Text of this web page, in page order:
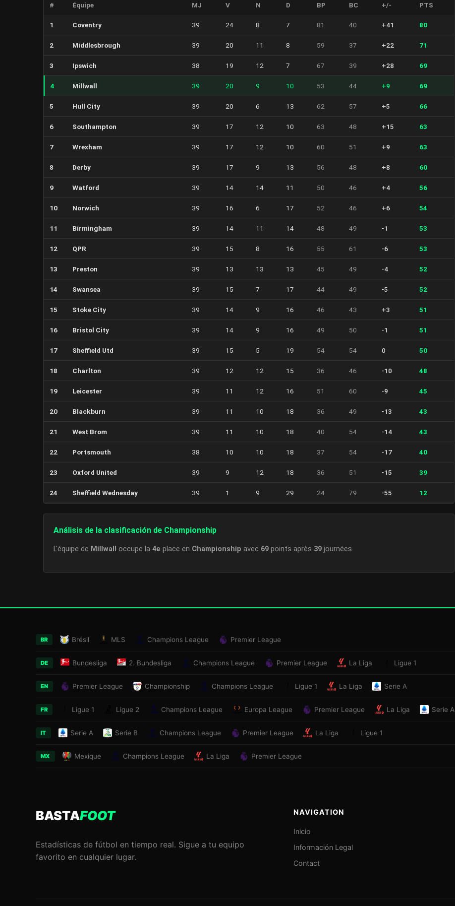
# Équipe MJ V N D BP BC +/- PTS
1 Coventry 39 24 8 7 81 40 +41 80
2 Middlesbrough 39 20 11 8 59 37 +22 71
3 Ipswich 38 19 12 7 67 39 +28 69
4 Millwall 39 20 9 10 53 44 +9 69
5 Hull City 39 20 6 13 62 57 +5 66
6 Southampton 39 17 12 10 63 48 +15 63
7 Wrexham 39 17 12 10 60 51 +9 63
8 Derby 39 17 9 13 56 48 +8 60
9 Watford 39 14 14 11 50 46 +4 56
10 Norwich 39 16 6 17 52 46 +6 54
11 Birmingham 39 14 11 14 48 49 -1 53
12 QPR 39 15 8 16 55 61 -6 53
13 Preston 39 13 13 13 45 49 -4 52
14 Swansea 39 15 7 17 44 49 -5 52
15 Stoke City 39 14 9 16 46 43 +3 51
16 Bristol City 39 14 9 16 49 50 -1 51
17 Sheffield Utd 39 15 5 19 54 54 0 50
18 Charlton 39 12 12 15 36 46 -10 48
19 Leicester 39 11 12 16 51 60 -9 45
20 Blackburn 39 11 10 18 36 49 -13 43
21 West Brom 39 11 10 18 40 54 -14 43
22 Portsmouth 38 10 10 18 37 54 -17 40
23 Oxford United 39 9 12 18 36 51 -15 39
24 Sheffield Wednesday 39 1 9 29 24 79 -55 12
Análisis de la clasificación de Championship
L'équipe de Millwall occupe la 4e place en Championship avec 69 points après 39 journées.
BR Brésil MLS Champions League Premier League
DE Bundesliga 2. Bundesliga Champions League Premier League La Liga Ligue 1
EN Premier League Championship Champions League Ligue 1 La Liga Serie A
FR Ligue 1 Ligue 2 Champions League Europa League Premier League La Liga Serie A
IT Serie A Serie B Champions League Premier League La Liga Ligue 1
MX Mexique Champions League La Liga Premier League
BASTAFOOT
Estadísticas de fútbol en tiempo real. Sigue a tu equipo
favorito en cualquier lugar.
NAVIGATION
Inicio
Información Legal
Contact